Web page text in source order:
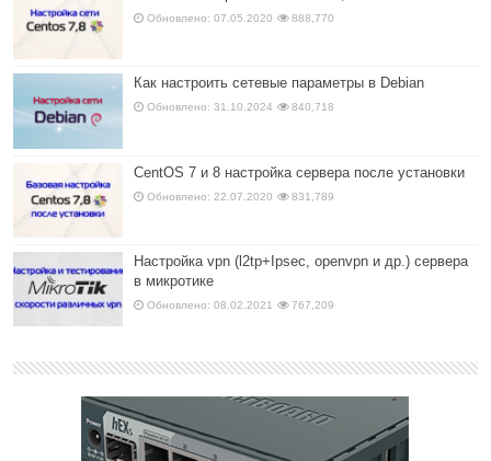
Обновлено: 07.05.2020 888,770
Как настроить сетевые параметры в Debian
Обновлено: 31.10.2024 840,718
CentOS 7 и 8 настройка сервера после установки
Обновлено: 22.07.2020 831,789
Настройка vpn (l2tp+Ipsec, openvpn и др.) сервера
в микротике
Обновлено: 08.02.2021 767,209